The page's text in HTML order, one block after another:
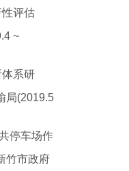
评估
~
系研
局(2019.5
停车场作
竹市政府